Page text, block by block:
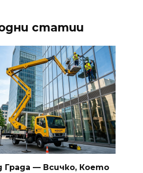
статии
Града — Всичко, Което